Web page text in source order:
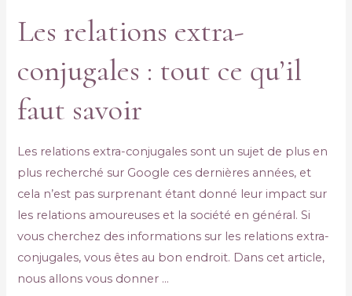
Les relations extra-
conjugales : tout ce qu’il
faut savoir
Les relations extra-conjugales sont un sujet de plus en
plus recherché sur Google ces dernières années, et
cela n’est pas surprenant étant donné leur impact sur
les relations amoureuses et la société en général. Si
vous cherchez des informations sur les relations extra-
conjugales, vous êtes au bon endroit. Dans cet article,
nous allons vous donner …